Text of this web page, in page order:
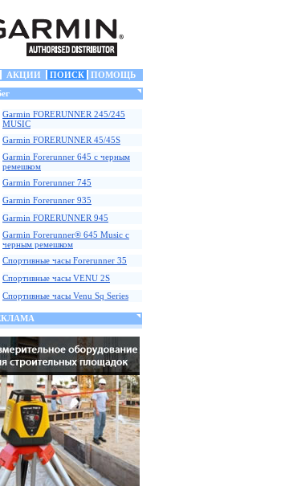
АКЦИИ ПОИСК
ПОМОЩЬ
Garmin FORERUNNER 245/245
MUSIC
Garmin FORERUNNER 45/45S
Garmin Forerunner 645 с черным
ремешком
Garmin Forerunner 745
Garmin Forerunner 935
Garmin FORERUNNER 945
Garmin Forerunner® 645 Music с
черным ремешком
Спортивные часы Forerunner 35
Спортивные часы VENU 2S
Спортивные часы Venu Sq Series